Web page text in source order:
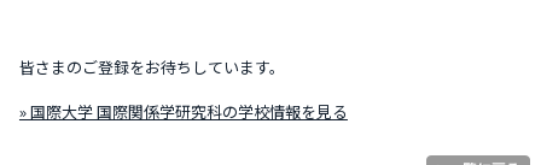
皆さまのご登録をお待ちしています。
» 国際大学 国際関係学研究科の学校情報を見る